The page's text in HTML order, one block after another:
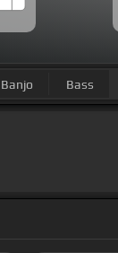
Banjo Bass